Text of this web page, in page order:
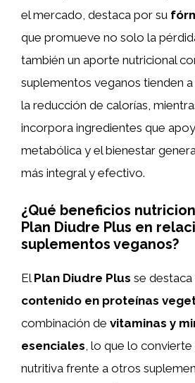
el mercado, destaca por su
que promueve no solo la
también un aporte nutricional
suplementos veganos tienden
la reducción de calorías,
incorpora ingredientes que
metabólica y el bienestar
más integral y efectivo.
¿Qué beneficios
Plan Diudre Plus en
suplementos veganos?
El Plan Diudre Plus se
contenido en proteínas
combinación de vitaminas y
esenciales, lo que lo convierte
nutritiva frente a otros